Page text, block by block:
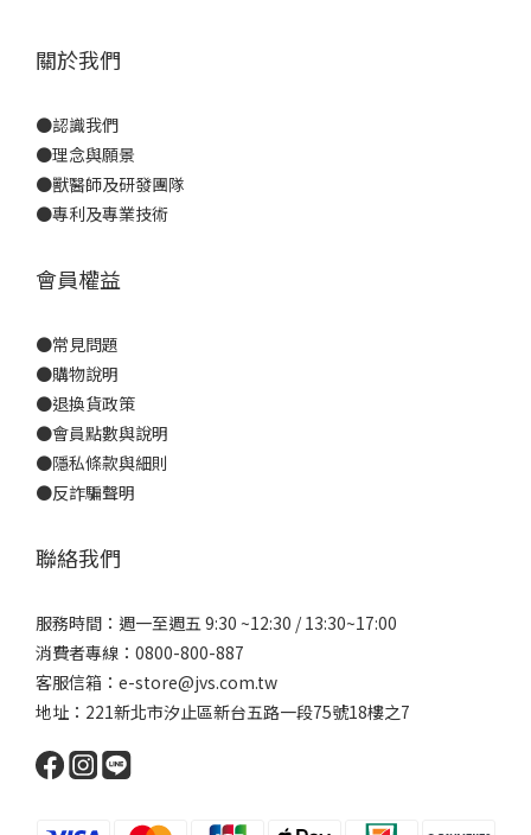
關於我們
●認識我們
●理念與願景
●獸醫師及研發團隊
●專利及專業技術
會員權益
●常見問題
●購物說明
●退換貨政策
●會員點數與說明
●隱私條款與細則
●反詐騙聲明
聯絡我們
服務時間：週一至週五 9:30 ~12:30 / 13:30~17:00
消費者專線：0800-800-887
客服信箱：e-store@jvs.com.tw
地址：221新北市汐止區新台五路一段75號18樓之7